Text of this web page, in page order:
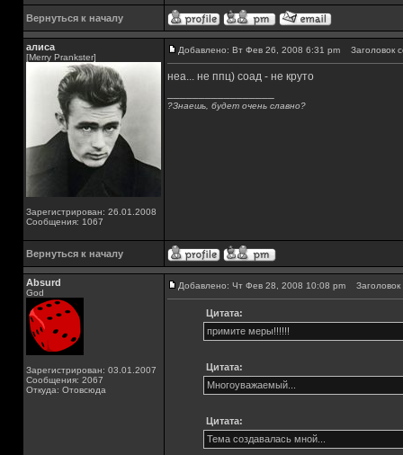
Вернуться к началу
алиса
[Merry Prankster]
Зарегистрирован: 26.01.2008
Сообщения: 1067
Добавлено: Вт Фев 26, 2008 6:31 pm Заголовок
неа... не ппц) соад - не круто
?Знаешь, будет очень славно?
Вернуться к началу
Absurd
God
Зарегистрирован: 03.01.2007
Сообщения: 2067
Откуда: Отовсюда
Добавлено: Чт Фев 28, 2008 10:08 pm
Цитата:
примите меры!!!!!!
Цитата:
Многоуважаемый...
Цитата:
Тема создавалась мной...